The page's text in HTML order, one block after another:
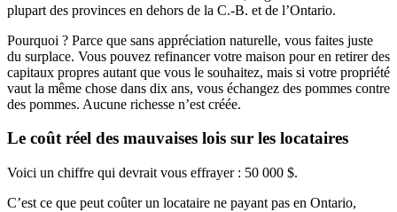
plupart des provinces en dehors de la C.-B. et de l’Ontario.
Pourquoi ? Parce que sans appréciation naturelle, vous faites juste
du surplace. Vous pouvez refinancer votre maison pour en retirer des
capitaux propres autant que vous le souhaitez, mais si votre propriété
vaut la même chose dans dix ans, vous échangez des pommes contre
des pommes. Aucune richesse n’est créée.
Le coût réel des mauvaises lois sur les locataires
Voici un chiffre qui devrait vous effrayer : 50 000 $.
C’est ce que peut coûter un locataire ne payant pas en Ontario,